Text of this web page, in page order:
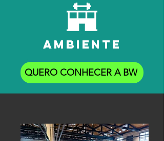
ambiente
QUERO CONHECER A BW